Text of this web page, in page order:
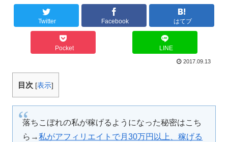
Twitter Facebook はてブ
Pocket LINE
2017.09.13
目次 [表示]
落ちこぼれの私が稼げるようになった秘密はこち
ら→私がアフィリエイトで月30万円以上、稼げる